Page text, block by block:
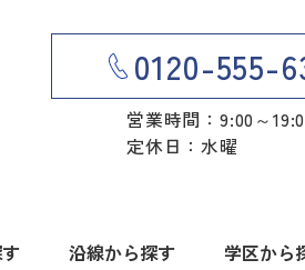
0120-555-
営業時間：9:00～
定休日：水曜
沿線から探す 学区から